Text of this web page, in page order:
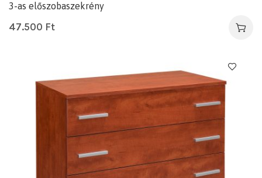
3-as előszobaszekrény
47.500 Ft